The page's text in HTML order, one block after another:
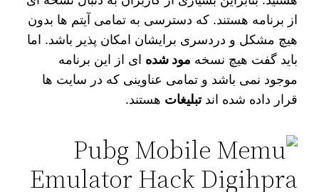
از برنامه هستند. که دسترسی به تمامی آیتم ‌ها بدون
هیچ مشکل و دردسری برایشان امکان‌ پذیر باشد. اما
باید گفت هیچ نسخه مود شده‌ ای از این برنامه
موجود نمی ‌باشد و تمامی عناوینی که در سایت‌ ها
قرار داده شده ‌اندتبلیغات هستند.